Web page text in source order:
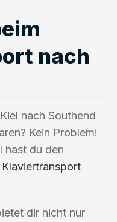
nach
nach Southend
Kein Problem!
hast du den
Klaviertransport
dir nicht nur